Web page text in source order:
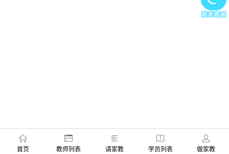
首页 教师列表 请家教 学员列表 做家教